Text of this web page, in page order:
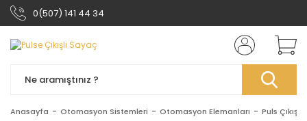
0(507) 141 44 34
Anasayfa Otomasyon Sistemleri Otomasyon Elemanları Puls